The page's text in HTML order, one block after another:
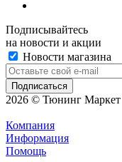
Подписывайтесь
на новости и акции
Новости магазина
2026 © Тюнинг Маркет
Компания
Информация
Помощь